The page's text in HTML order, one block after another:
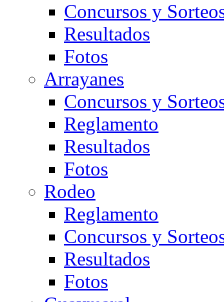
Concursos y
Resultados
Fotos
Arrayanes
Concursos y
Reglamento
Resultados
Fotos
Rodeo
Reglamento
Concursos y
Resultados
Fotos